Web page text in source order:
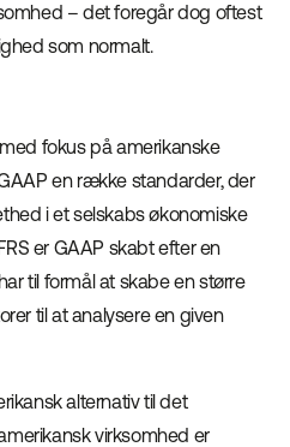
– det foregår dog oftest
som normalt.
fokus på amerikanske
en række standarder, der
i et selskabs økonomiske
er GAAP skabt efter en
til formål at skabe en større
til at analysere en given
alternativ til det
virksomhed er